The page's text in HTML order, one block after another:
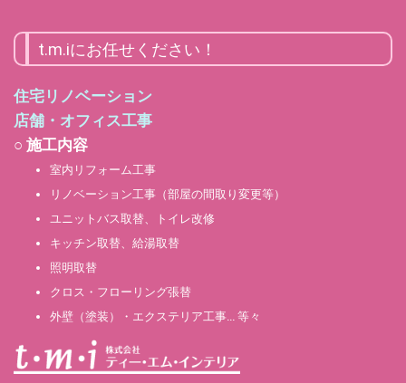
t.m.iにお任せください！
住宅リノベーション
店舗・オフィス工事
○ 施工内容
室内リフォーム工事
リノベーション工事（部屋の間取り変更等）
ユニットバス取替、トイレ改修
キッチン取替、給湯取替
照明取替
クロス・フローリング張替
外壁（塗装）・エクステリア工事… 等々